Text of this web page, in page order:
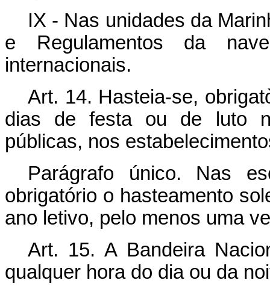
IX - Nas unidades da
e Regulamentos da
internacionais.
Art. 14. Hasteia-se,
dias de festa ou de luto
públicas, nos
Parágrafo único. Nas
obrigatório o hasteamento
ano letivo, pelo menos uma
Art. 15. A Bandeira
qualquer hora do dia ou da